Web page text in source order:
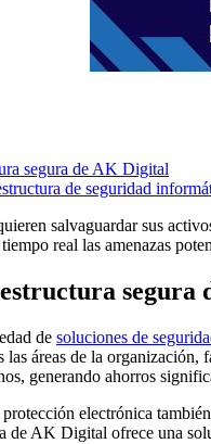
segura de AK Digital
de seguridad
salvaguardar sus
real las amenazas
segura
de soluciones de
las áreas de la
generando ahorros
electrónica
de AK Digital ofrece una